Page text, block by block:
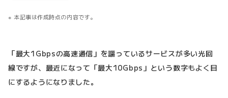
本記事は作成時点の内容です。
「最大1Gbpsの高速通信」を謳っているサービスが多い光回
線ですが、最近になって「最大10Gbps」という数字もよく目
にするようになりました。